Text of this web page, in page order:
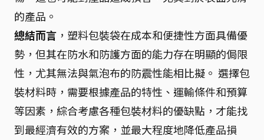
的產品。
總結而言 ，塑料包裝袋在成本和便捷性方面具備優
勢，但其在防水和防護方面的能力存在明顯的侷限
性，尤其無法與氣泡布的防震性能相比擬。 選擇包
裝材料時，需要根據產品的特性、運輸條件和預算
等因素，綜合考慮各種包裝材料的優缺點，才能找
到最經濟有效的方案，並最大程度地降低產品損